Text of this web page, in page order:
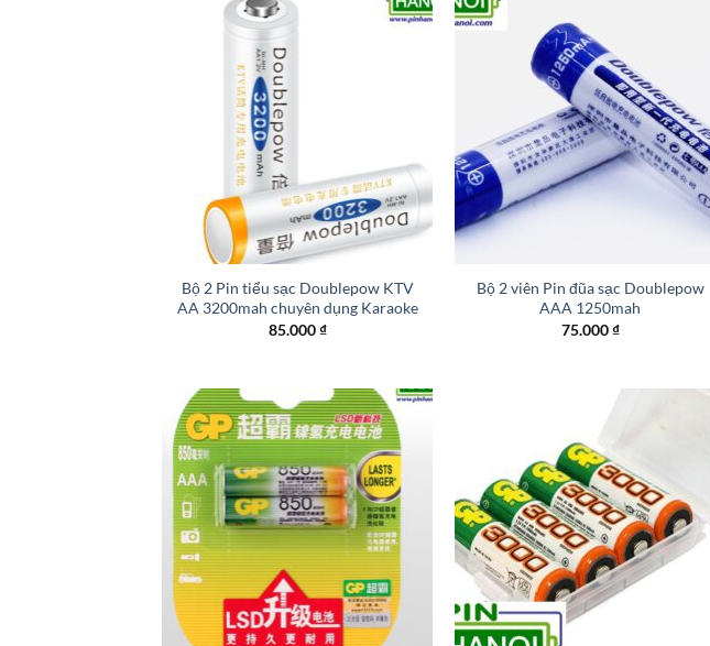
Bộ 2 Pin tiểu sạc Doublepow KTV
AA 3200mah chuyên dụng Karaoke
85.000₫
Bộ 2 viên Pin đũa sạc Doublepow
AAA 1250mah
75.000₫
+ +